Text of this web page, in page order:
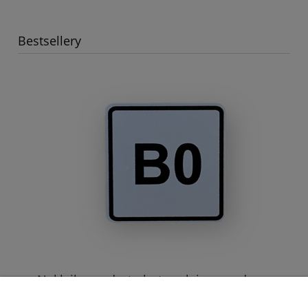
Bestsellery
Naklejka na dystrybutor oleju napędowego z